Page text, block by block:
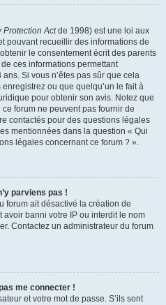
Protection Actde 1998) est une loi aux
pouvant recueillir des informations de
le consentement écrit des parents
ces informations permettant
Si vous n’êtes pas sûr que cela
ou que quelqu’un le fait à
pour obtenir son avis. Notez que
forum ne peuvent pas fournir de
contactés pour des questions légales
mentionnées dans la question « Qui
légales concernant ce forum ? ».
parviens pas !
forum ait désactivé la création de
banni votre IP ou interdit le nom
Contactez un administrateur du forum
me connecter !
et votre mot de passe. S’ils sont